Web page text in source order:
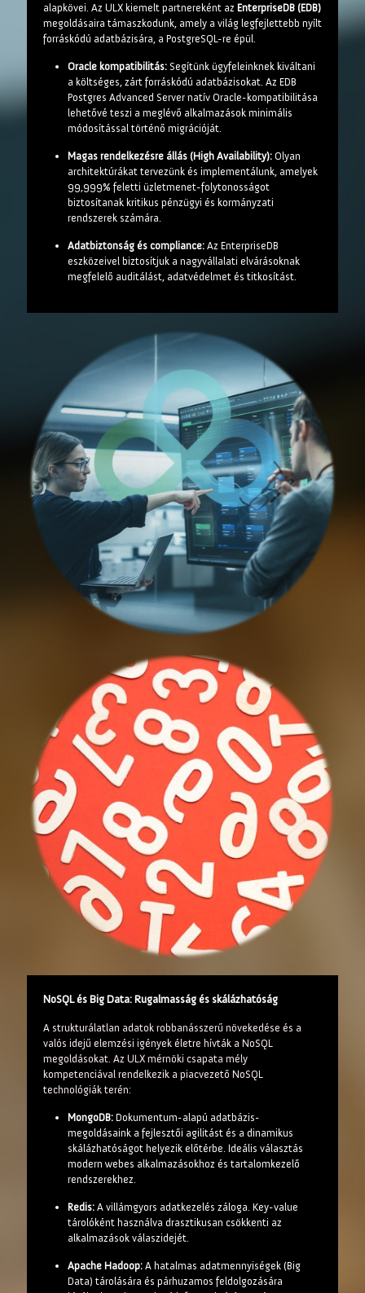
alapkövei. Az ULX kiemelt partnereként az EnterpriseDB (EDB)
megoldásaira támaszkodunk, amely a világ legfejlettebb nyílt
forráskódú adatbázisára, a PostgreSQL-re épül.
Oracle kompatibilitás: Segítünk ügyfeleinknek kiváltani
a költséges, zárt forráskódú adatbázisokat. Az EDB
Postgres Advanced Server natív Oracle-kompatibilitása
lehetővé teszi a meglévő alkalmazások minimális
módosítással történő migrációját.
Magas rendelkezésre állás (High Availability): Olyan
architektúrákat tervezünk és implementálunk, amelyek
99,999% feletti üzletmenet-folytonosságot
biztosítanak kritikus pénzügyi és kormányzati
rendszerek számára.
Adatbiztonság és compliance: Az EnterpriseDB
eszközeivel biztosítjuk a nagyvállalati elvárásoknak
megfelelő auditálást, adatvédelmet és titkosítást.
NoSQL és Big Data: Rugalmasság és skálázhatóság
A strukturálatlan adatok robbanásszerű növekedése és a
valós idejű elemzési igények életre hívták a NoSQL
megoldásokat. Az ULX mérnöki csapata mély
kompetenciával rendelkezik a piacvezető NoSQL
technológiák terén:
MongoDB: Dokumentum-alapú adatbázis-
megoldásaink a fejlesztői agilitást és a dinamikus
skálázhatóságot helyezik előtérbe. Ideális választás
modern webes alkalmazásokhoz és tartalomkezelő
rendszerekhez.
Redis: A villámgyors adatkezelés záloga. Key-value
tárolóként használva drasztikusan csökkenti az
alkalmazások válaszidejét.
Apache Hadoop: A hatalmas adatmennyiségek (Big
Data) tárolására és párhuzamos feldolgozására